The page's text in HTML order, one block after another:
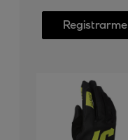
Registrarme